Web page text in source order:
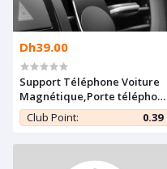
Dh39.00
Support Téléphone Voiture
Magnétique,Porte téléphone
- rouge
Club Point: 0.39